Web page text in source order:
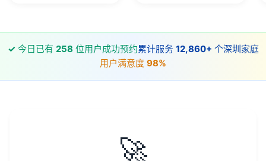
✓今日已有 258 位用户成功预约累计服务 12,860+ 个深圳家庭
用户满意度 98%
🚀